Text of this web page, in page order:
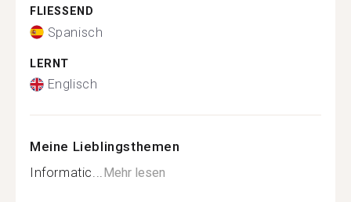
FLIESSEND
Spanisch
LERNT
Englisch
Meine Lieblingsthemen
Informatic...Mehr lesen